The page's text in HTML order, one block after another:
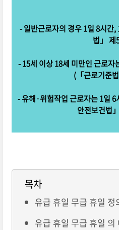
- 일반근로자의 경우 1일 8시간
법」 제
- 15세 이상 18세 미만인 근로자
(「근로기준
- 유해·위험작업 근로자는 1일
안전보건법
목차
유급 휴일 무급 휴일 정
유급 휴일 무급 휴일 의